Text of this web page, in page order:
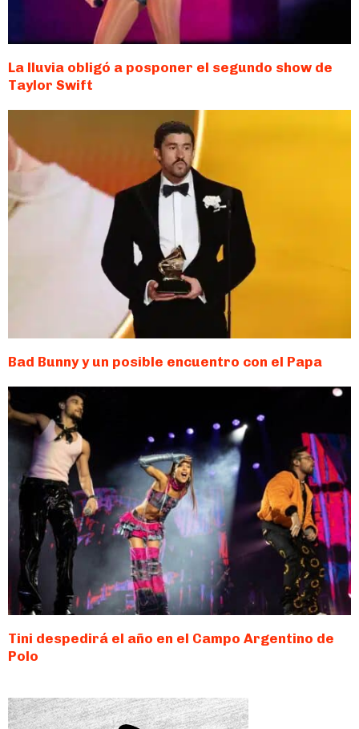
La lluvia obligó a posponer el segundo show de
Taylor Swift
Bad Bunny y un posible encuentro con el Papa
Tini despedirá el año en el Campo Argentino de
Polo